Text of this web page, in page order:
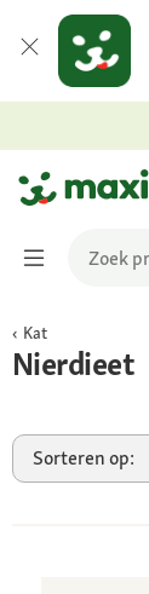
Kat
Nierdieet
Sorteren op: